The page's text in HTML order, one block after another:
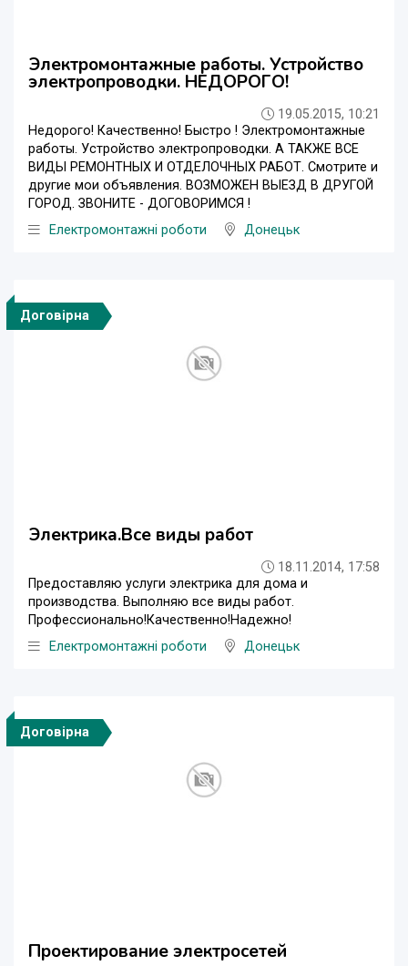
Электромонтажные работы. Устройство
электропроводки. НЕДОРОГО!
19.05.2015, 10:21
Недорого! Качественно! Быстро ! Электромонтажные
работы. Устройство электропроводки. А ТАКЖЕ ВСЕ
ВИДЫ РЕМОНТНЫХ И ОТДЕЛОЧНЫХ РАБОТ. Смотрите и
другие мои объявления. ВОЗМОЖЕН ВЫЕЗД В ДРУГОЙ
ГОРОД. ЗВОНИТЕ - ДОГОВОРИМСЯ !
Електромонтажні роботи
Донецьк
Договірна
Электрика.Все виды работ
18.11.2014, 17:58
Предоставляю услуги электрика для дома и
производства. Выполняю все виды работ.
Профессионально!Качественно!Надежно!
Електромонтажні роботи
Донецьк
Договірна
Проектирование электросетей